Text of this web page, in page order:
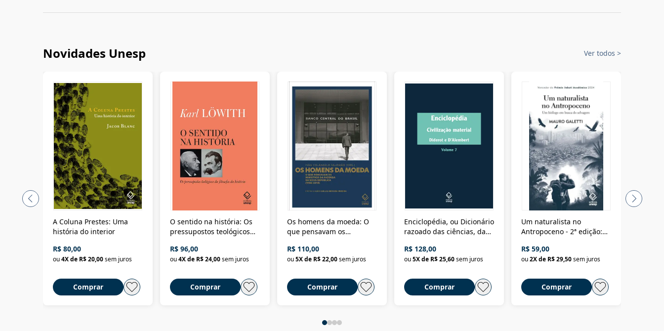
Novidades Unesp Ver todos >
A Coluna Prestes: Uma
história do interior
R$ 80,00
ou4X de R$ 20,00sem juros
Comprar
O sentido na história: Os
pressupostos teológicos
R$ 96,00
ou4X de R$ 24,00sem juros
Comprar
Os homens da moeda: O
que pensavam os
Nova República (1985-
2018)
R$ 110,00
ou5X de R$ 22,00sem juros
Comprar
Enciclopédia, ou Dicionário
razoado das ciências, das
Civilização material
R$ 128,00
ou5X de R$ 25,60sem juros
Comprar
Um naturalista no
Antropoceno - 2ª edição:
selvagem
R$ 59,00
ou2X de R$ 29,50sem juros
Comprar